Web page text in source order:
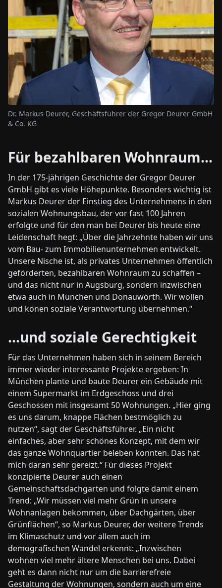
Dr. Markus Deurer, Geschäftsführer der Gregor Deurer GmbH
& Co. KG
Für bezahlbaren Wohnraum...
In der 175-jährigen Geschichte der Gregor Deurer
GmbH gibt es viele Höhepunkte. Besonders wichtig ist
Markus Deurer der Einstieg des Unternehmens in den
sozialen Wohnungsbau, der vor fast 100 Jahren
erfolgte und für den man bei Deurer bis heute eine
Leidenschaft hegt: „Über die Jahrzehnte haben wir uns
vom Bau- zum Immobilienunternehmen entwickelt.
Unsere Nische ist, als privates Unternehmen öffentlich
geförderten, bezahlbaren Wohnraum zu schaffen –
und das nicht nur in Augsburg, sondern inzwischen
etwa auch in München und Donauwörth. Wir wollen
und könen soziale Verantwortung übernehmen.“
...und soziale Gerechtigkeit
Für das Unternehmen haben sich in seinem Bereich
immer wieder interessante Projekte ergeben: In
München plante und baute Deurer ein Gebäude mit
einem Supermarkt im Erdgeschoss und drei
Geschossen mit insgesamt 50 Wohnungen. „Hier ging
es uns darum, knappe Flächen bestmöglich zu
nutzen“, sagt der Geschäftsführer. „Ein nicht
einfaches, aber sehr schönes Konzept, mit dem wir
das ganze Wohnquartier beleben konnten. Das hat
mich daran sehr gereizt.“ Für dieses Projekt
konzipierte Deurer auch einen
Gemeinschaftsdachgarten und folgte damit einem
Trend: „Wir müssen viel mehr Grün in unsere
Wohnanlagen bekommen, über Dachgärten, über
Grünflächen“, so Markus Deurer, der weitere Trends
im Klimaschutz und vor allem auch im
demografischen Wandel erkennt: „Inzwischen
wohnen viel mehr ältere Menschen bei uns. Dabei
geht es dann nicht nur um die barrierefreie
Gestaltung der Wohnungen, sondern auch um eine